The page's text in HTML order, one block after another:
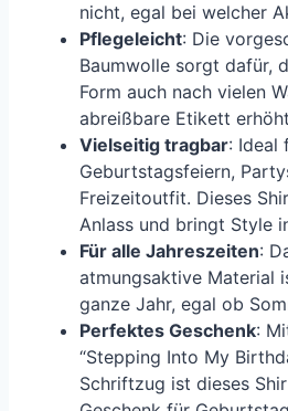
nicht, egal bei welcher
Pflegeleicht: Die
Baumwolle sorgt dafür,
Form auch nach vielen
abreißbare Etikett
Vielseitig tragbar: Ideal
Geburtstagsfeiern,
Freizeitoutfit. Dieses
Anlass und bringt Style
Für alle Jahreszeiten:
atmungsaktive Material
ganze Jahr, egal ob
Perfektes Geschenk:
“Stepping Into My
Schriftzug ist dieses